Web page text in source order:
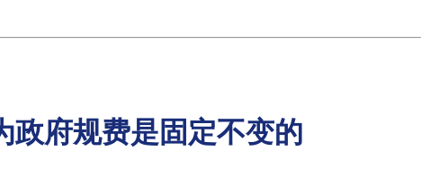
政府规费是固定不变的